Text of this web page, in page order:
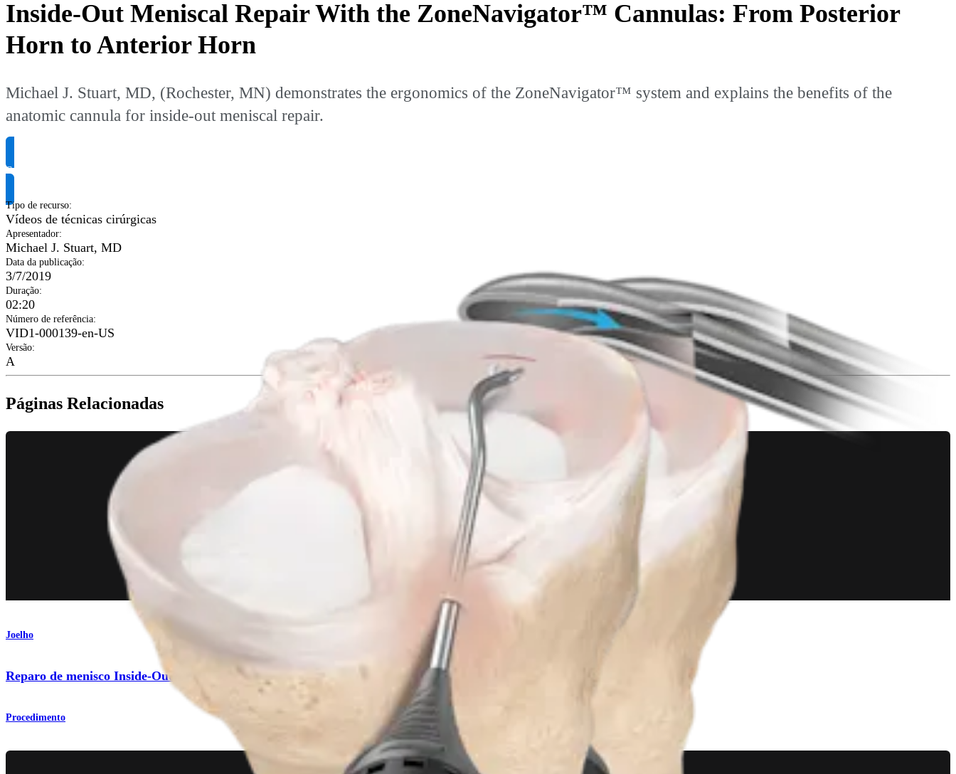
Inside-Out Meniscal Repair With the ZoneNavigator™ Cannulas: From Posterior
Horn to Anterior Horn
Michael J. Stuart, MD, (Rochester, MN) demonstrates the ergonomics of the ZoneNavigator™ system and explains the benefits of the
anatomic cannula for inside-out meniscal repair.
Solicite informação do produto
Tipo de recurso:
Vídeos de técnicas cirúrgicas
Apresentador:
Michael J. Stuart, MD
Data da publicação:
3/7/2019
Duração:
02:20
Número de referência:
VID1-000139-en-US
Versão:
A
Páginas Relacionadas
Joelho
Reparo de menisco Inside-Out
Procedimento